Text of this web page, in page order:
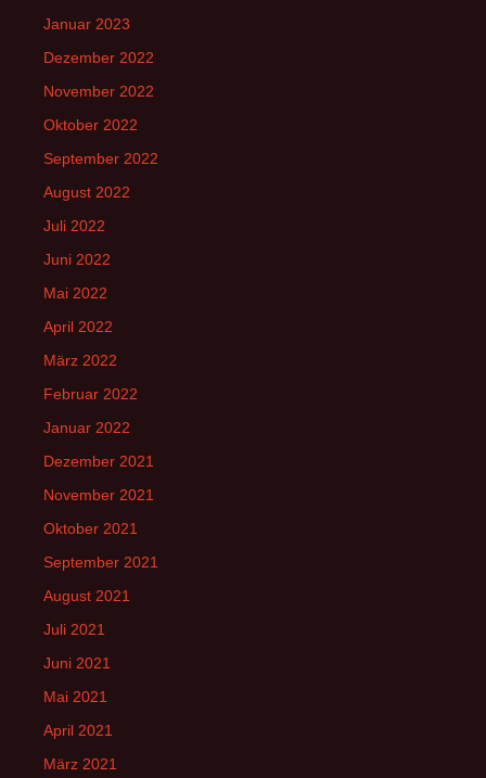
Januar 2023
Dezember 2022
November 2022
Oktober 2022
September 2022
August 2022
Juli 2022
Juni 2022
Mai 2022
April 2022
März 2022
Februar 2022
Januar 2022
Dezember 2021
November 2021
Oktober 2021
September 2021
August 2021
Juli 2021
Juni 2021
Mai 2021
April 2021
März 2021